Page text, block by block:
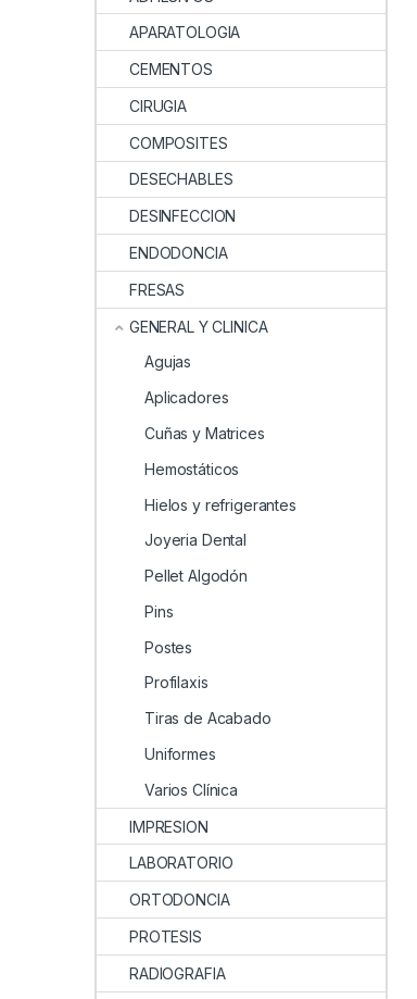
APARATOLOGIA
CEMENTOS
CIRUGIA
COMPOSITES
DESECHABLES
DESINFECCION
ENDODONCIA
FRESAS
GENERAL Y CLINICA
Agujas
Aplicadores
Cuñas y Matrices
Hemostáticos
Hielos y refrigerantes
Joyeria Dental
Pellet Algodón
Pins
Postes
Profilaxis
Tiras de Acabado
Uniformes
Varios Clínica
IMPRESION
LABORATORIO
ORTODONCIA
PROTESIS
RADIOGRAFIA